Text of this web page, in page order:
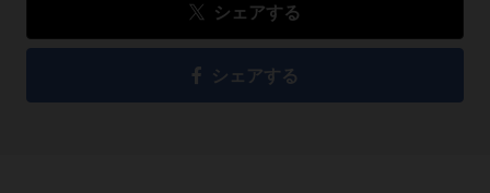
シェアする
シェアする